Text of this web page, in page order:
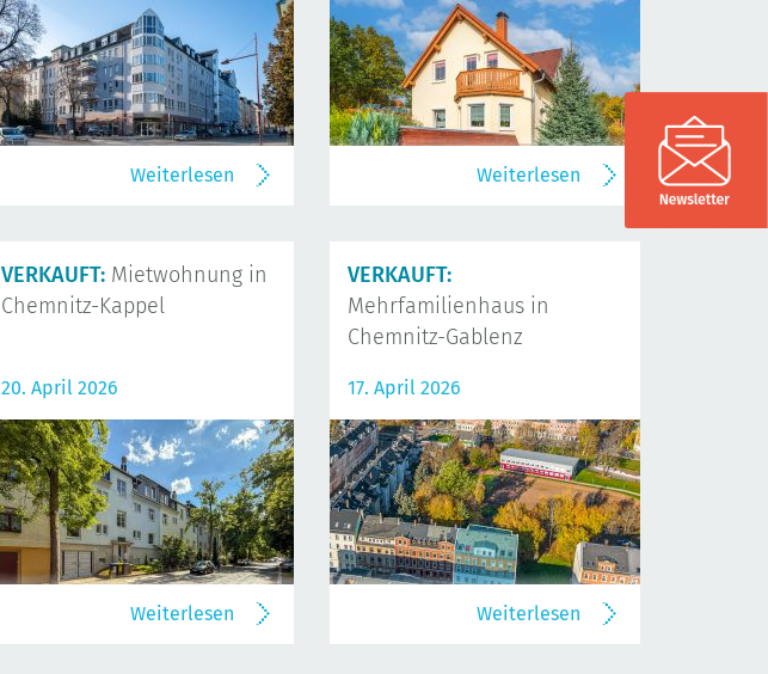
Weiterlesen Weiterlesen
VERKAUFT: Mietwohnung in
Chemnitz-Kappel
20. April 2026
Weiterlesen
VERKAUFT:
Mehrfamilienhaus in
Chemnitz-Gablenz
17. April 2026
Weiterlesen